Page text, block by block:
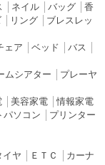
ネイル│ バッグ│ 香
│ リング│ ブレスレッ
ェア ベッド バス
ムシアター
プレーヤ
│ 美容家電│情報家電
パソコン
プリンター
イヤ ＥＴＣ
カーナ